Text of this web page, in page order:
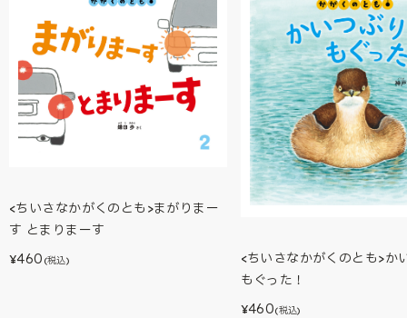
<ちいさなかがくのとも>まがりまー
す とまりまーす
¥460 (税込)
<ちいさなかがくのとも>か
もぐった！
¥460(税込)